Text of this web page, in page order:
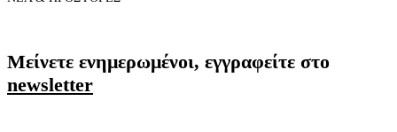
Μείνετε ενημερωμένοι, εγγραφείτε στο
newsletter